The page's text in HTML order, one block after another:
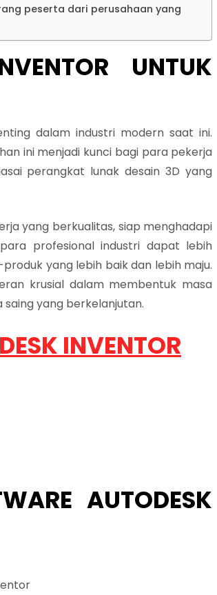
peserta dari perusahaan yang
UNTUK
dalam industri modern saat ini.
ini menjadi kunci bagi para pekerja
perangkat lunak desain 3D yang
yang berkualitas, siap menghadapi
profesional industri dapat lebih
yang lebih baik dan lebih maju.
krusial dalam membentuk masa
saing yang berkelanjutan.
INVENTOR
AUTODESK